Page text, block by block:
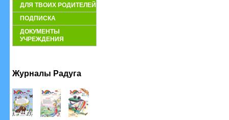
ДЛЯ ТВОИХ РОДИТЕЛЕЙ
ПОДПИСКА
ДОКУМЕНТЫ
УЧРЕЖДЕНИЯ
Журналы Радуга